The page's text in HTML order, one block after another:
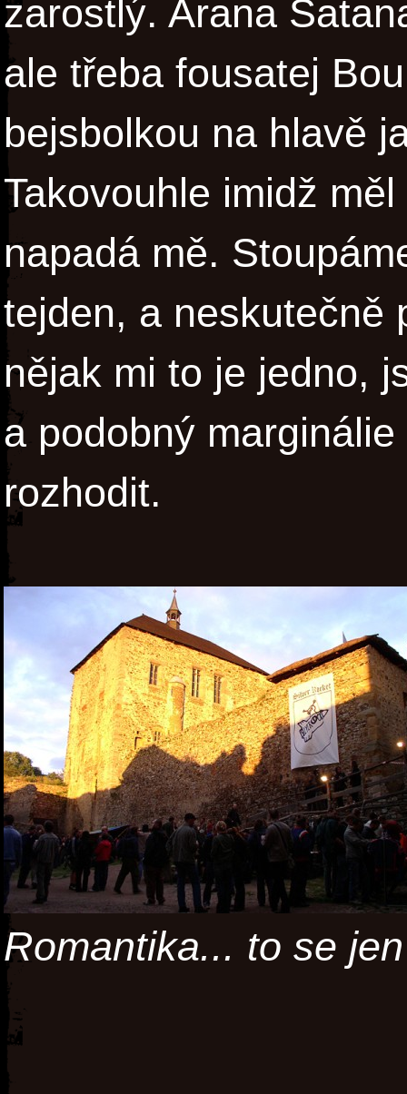
zarostlý. Arana
ale třeba fousatej
bejsbolkou na hlavě
Takovouhle imidž
napadá mě.
tejden, a neskutečně
nějak mi to je jedno,
a podobný
rozhodit.
Romantika... to se